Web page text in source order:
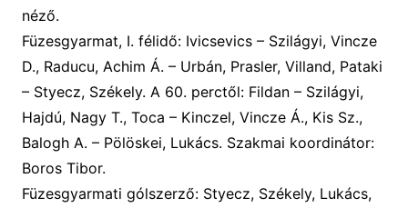
néző.
Füzesgyarmat, I. félidő: Ivicsevics – Szilágyi, Vincze
D., Raducu, Achim Á. – Urbán, Prasler, Villand, Pataki
– Styecz, Székely. A 60. perctől: Fildan – Szilágyi,
Hajdú, Nagy T., Toca – Kinczel, Vincze Á., Kis Sz.,
Balogh A. – Pölöskei, Lukács. Szakmai koordinátor:
Boros Tibor.
Füzesgyarmati gólszerző:Styecz, Székely, Lukács,